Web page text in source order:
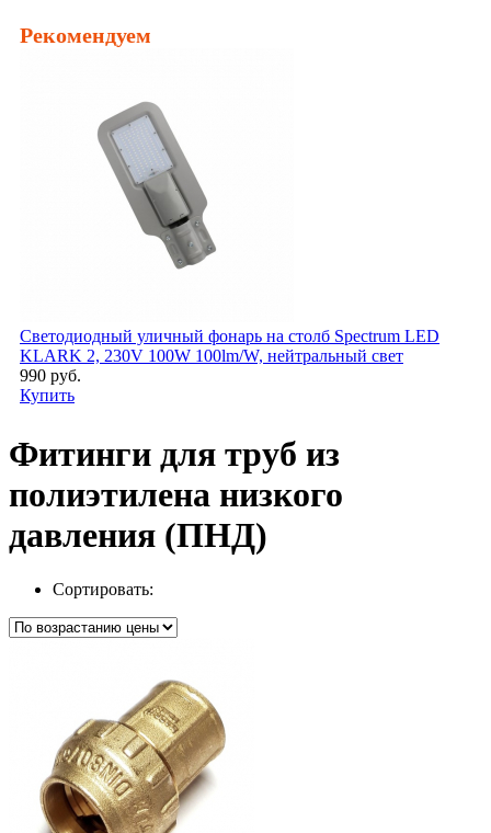
Рекомендуем
Светодиодный уличный фонарь на столб Spectrum LED
KLARK 2, 230V 100W 100lm/W, нейтральный свет
990 руб.
Купить
Фитинги для труб из
полиэтилена низкого
давления (ПНД)
Сортировать: